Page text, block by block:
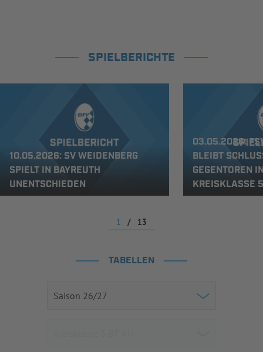
SPIELBERICHTE
10.05.2026: SV WEIDENBERG
SPIELT IN BAYREUTH
UNENTSCHIEDEN
03.05.2026:
BLEIBT
GEGENTOREN
KREISKLASSE
1 / 13
TABELLEN